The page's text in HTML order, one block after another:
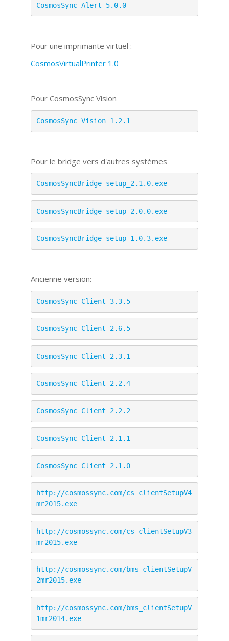
CosmosSync_Alert-5.0.0
Pour une imprimante virtuel :
CosmosVirtualPrinter 1.0
Pour CosmosSync Vision
CosmosSync_Vision 1.2.1
Pour le bridge vers d'autres systèmes
CosmosSyncBridge-setup_2.1.0.exe
CosmosSyncBridge-setup_2.0.0.exe
CosmosSyncBridge-setup_1.0.3.exe
Ancienne version:
CosmosSync Client 3.3.5
CosmosSync Client 2.6.5
CosmosSync Client 2.3.1
CosmosSync Client 2.2.4
CosmosSync Client 2.2.2
CosmosSync Client 2.1.1
CosmosSync Client 2.1.0
http://cosmossync.com/cs_clientSetupV4
mr2015.exe
http://cosmossync.com/cs_clientSetupV3
mr2015.exe
http://cosmossync.com/bms_clientSetupV
2mr2015.exe
http://cosmossync.com/bms_clientSetupV
1mr2014.exe